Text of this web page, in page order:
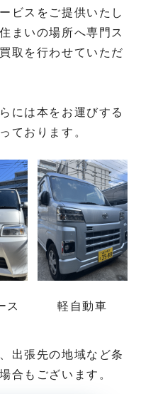
ビスをご提供いたし
まいの場所へ専門ス
取を行わせていただ
には本をお運びする
ております。
ス 軽自動車
出張先の地域など条
合もございます。